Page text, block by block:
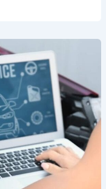
الخبر
–
الدمام
–
المنطقة
الشرقية